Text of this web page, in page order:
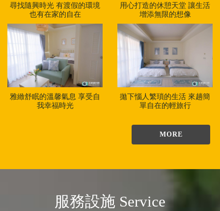
尋找隨興時光 有渡假的環境
也有在家的自在
用心打造的休憩天堂 讓生活
增添無限的想像
雅緻舒眠的溫馨氣息 享受自
我幸福時光
拋下惱人繁瑣的生活 來趟簡
單自在的輕旅行
MORE
服務設施 Service